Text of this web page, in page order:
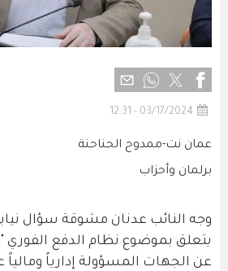
03/17/2024 - 12:31
عمان نت-ممدوح الحناحنة
برلمان وأحزاب
وجه النائب عدنان مشوقة سؤال
يتعلق بموضوع نظام الدفع
عن الجهات المسؤولة إدارياً